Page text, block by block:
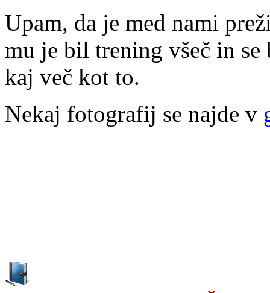
Upam, da je med nami
mu je bil trening všeč in se
kaj več kot to.
Nekaj fotografij se najde v